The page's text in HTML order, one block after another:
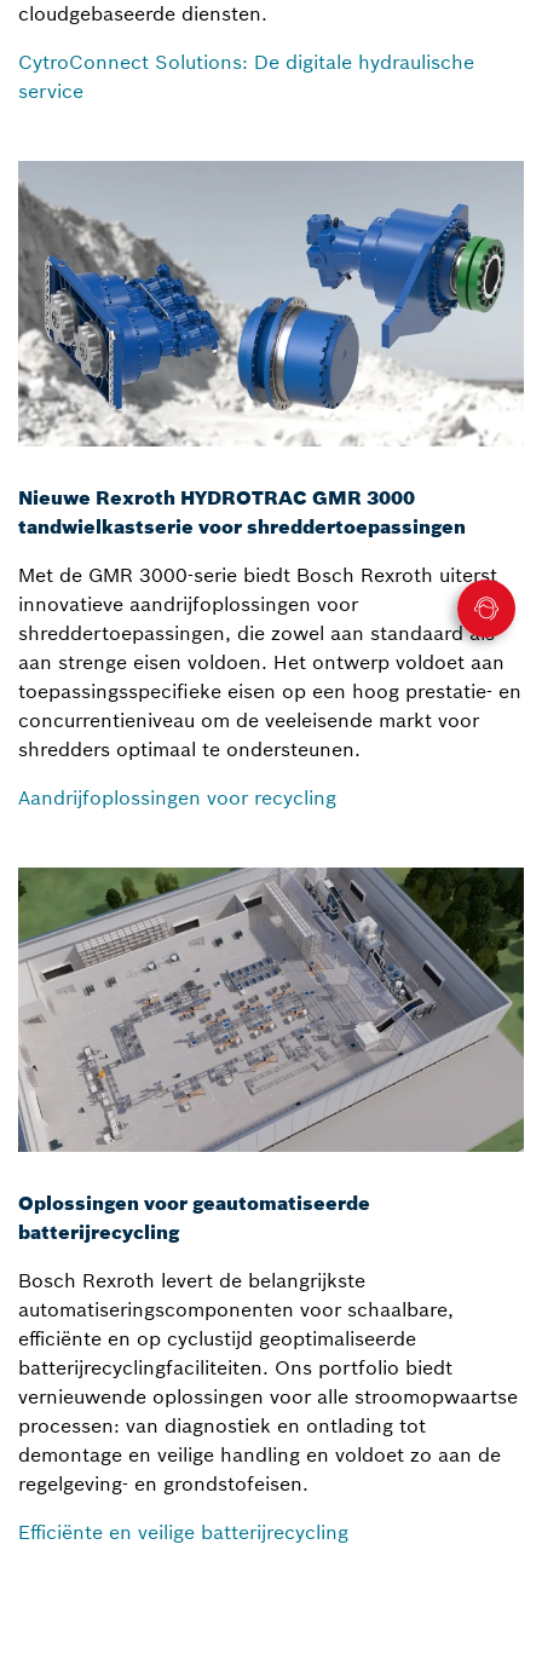
cloudgebaseerde diensten.
CytroConnect Solutions: De digitale hydraulische
service
Nieuwe Rexroth HYDROTRAC GMR 3000
tandwielkastserie voor shreddertoepassingen
Met de GMR 3000-serie biedt Bosch Rexroth uiterst
innovatieve aandrijfoplossingen voor
shreddertoepassingen, die zowel aan standaard als
aan strenge eisen voldoen. Het ontwerp voldoet aan
toepassingsspecifieke eisen op een hoog prestatie- en
concurrentieniveau om de veeleisende markt voor
shredders optimaal te ondersteunen.
Aandrijfoplossingen voor recycling
Oplossingen voor geautomatiseerde
batterijrecycling
Bosch Rexroth levert de belangrijkste
automatiseringscomponenten voor schaalbare,
efficiënte en op cyclustijd geoptimaliseerde
batterijrecyclingfaciliteiten. Ons portfolio biedt
vernieuwende oplossingen voor alle stroomopwaartse
processen: van diagnostiek en ontlading tot
demontage en veilige handling en voldoet zo aan de
regelgeving- en grondstofeisen.
Efficiënte en veilige batterijrecycling